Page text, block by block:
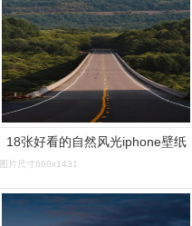
18张好看的自然风光iphone壁纸
图片尺寸660x1431